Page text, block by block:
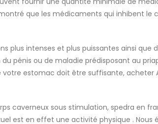
que les médicaments qui inhibent le
plus intenses et plus puissantes ainsi que
pénis ou de maladie prédisposant au
votre estomac doit être suffisante, acheter
caverneux sous stimulation, spedra en
est en effet une activité physique . Nous